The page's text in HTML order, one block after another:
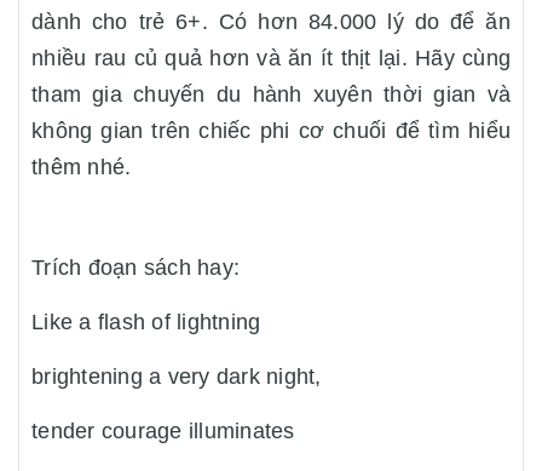
dành cho trẻ 6+. Có hơn 84.000 lý do để ăn
nhiều rau củ quả hơn và ăn ít thịt lại. Hãy cùng
tham gia chuyến du hành xuyên thời gian và
không gian trên chiếc phi cơ chuối để tìm hiểu
thêm nhé.
Trích đoạn sách hay:
Like a flash of lightning
brightening a very dark night,
tender courage illuminates